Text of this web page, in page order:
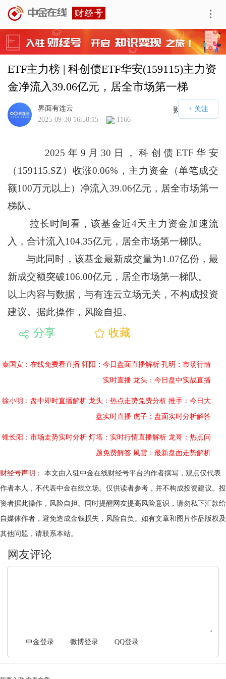
ETF主力榜 | 科创债ETF华安(159115)主力资
金净流入39.06亿元，居全市场第一梯
队-20250930
财经号APP
界面有连云
2025-09-30 16:58:15
1166
2025年9月30日，科创债ETF华安
（159115.SZ）收涨0.06%，主力资金（单笔成交
额100万元以上）净流入39.06亿元，居全市场第一
梯队。
拉长时间看，该基金近4天主力资金加速流
入，合计流入104.35亿元，居全市场第一梯队。
与此同时，该基金最新成交量为1.07亿份，最
新成交额突破106.00亿元，居全市场第一梯队。
以上内容与数据，与有连云立场无关，不构成投资
建议。据此操作，风险自担。
分享 收藏
秦国安：在线免费看直播 轩阳：今日盘面直播解析 孔明：市场行情
实时直播 龙头：今日盘中实战直播
徐小明：盘中即时直播解析 龙头：热点走势免费分析 推手：今日大
盘实时直播 虎子：盘面实时分析解答
锋长阳：市场走势实时分析 灯塔：实时行情直播解析 龙哥：热点问
题免费解答 風雲：最新盘面走势解析
财经号声明：
本文由入驻中金在线财经号平台的作者撰写，观点仅代表
作者本人，不代表中金在线立场。仅供读者参考，并不构成投资建议。投
资者据此操作，风险自担。同时提醒网友提高风险意识，请勿私下汇款给
自媒体作者，避免造成金钱损失，风险自负。如有文章和图片作品版权及
其他问题，请联系本站。
中金登录 微博登录 QQ登录